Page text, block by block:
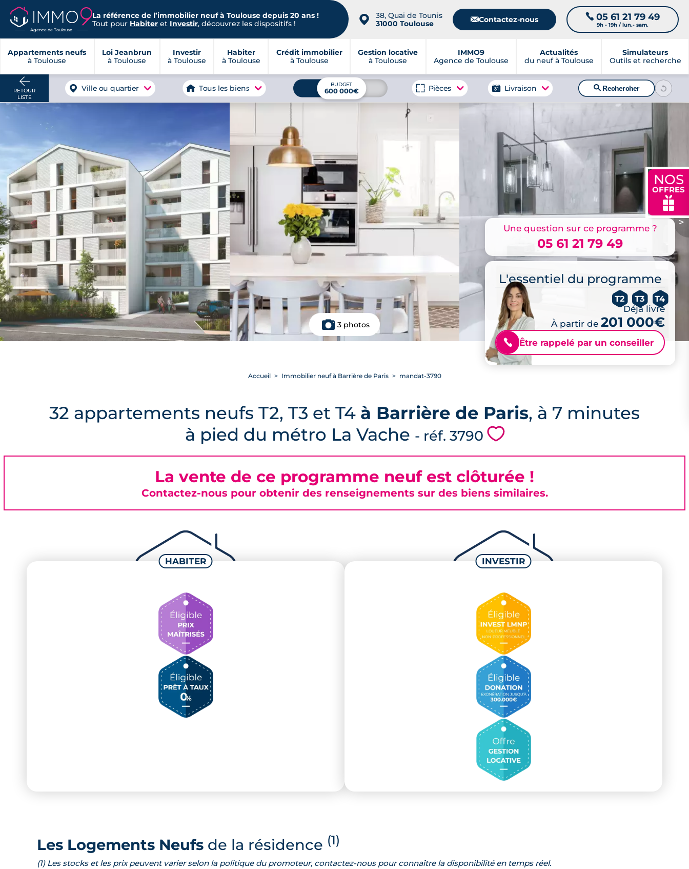
Agence de Toulouse
La référence de l’immobilier neuf à Toulouse depuis 20 ans !
Tout pour Habiter et Investir, découvrez les dispositifs ! 📍
38, Quai de Tounis
31000 Toulouse
📧Contactez-nous 📞 05 61 21 79 49
9h - 19h / lun.- sam.
Appartements neufs
à Toulouse
Loi Jeanbrun
à Toulouse
Investir
à Toulouse
Habiter
à Toulouse
Crédit immobilier
à Toulouse
Gestion locative
à Toulouse
IMMO9
Agence de Toulouse
Actualités
du neuf à Toulouse
Simulateurs
Outils et recherche
NOS
OFFRES
🎁
RETOUR
LISTE
Ville ou quartier Tous les biens BUDGET
600 000€ Pièces Livraison 🔍Rechercher
< >
3 photos
Une question sur ce programme ?
05 61 21 79 49
L'essentiel du programme
T2 T3 T4
Déjà livré
À partir de 201 000€
📞 Être rappelé par un conseiller
Accueil Immobilier neuf à Barrière de Paris mandat-3790
32 appartements neufs T2, T3 et T4 à Barrière de Paris, à 7 minutes
à pied du métro La Vache - réf. 3790 💗
La vente de ce programme neuf est clôturée !
Contactez-nous pour obtenir des renseignements sur des biens similaires.
Les Logements Neufs de la résidence (1)
(1) Les stocks et les prix peuvent varier selon la politique du promoteur, contactez-nous pour connaître la disponibilité en temps réel.